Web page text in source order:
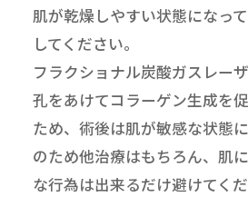
肌が乾燥しやすい状態になっ
してください。
フラクショナル炭酸ガスレー
孔をあけてコラーゲン生成を
ため、術後は肌が敏感な状態
のため他治療はもちろん、肌
な行為は出来るだけ避けてくだ